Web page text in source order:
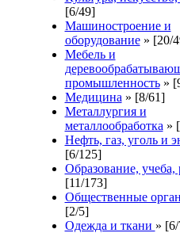
[6/49]
Машиностроение и
оборудование» [20/
Мебель и
промышленность»
Медицина » [8/61]
Металлургия и
металлообработка »
Нефть, газ, уголь и
[6/125]
Образование, учеба,
[11/173]
Общественные
[2/5]
Одежда и ткани »